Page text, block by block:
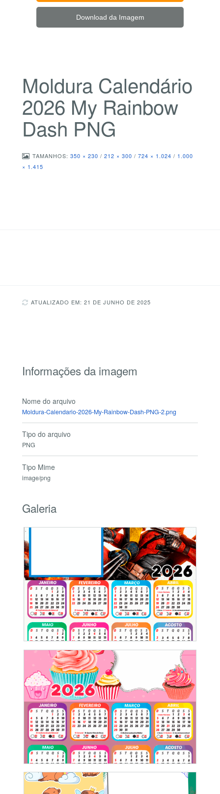
Download da Imagem
Moldura Calendário
2026 My Rainbow
Dash PNG
TAMANHOS: 350 × 230 / 212 × 300 / 724 × 1.024 / 1.000
× 1.415
ATUALIZADO EM: 21 DE JUNHO DE 2025
Informações da imagem
Nome do arquivo
Moldura-Calendario-2026-My-Rainbow-Dash-PNG-2.png
Tipo do arquivo
PNG
Tipo Mime
image/png
Galeria